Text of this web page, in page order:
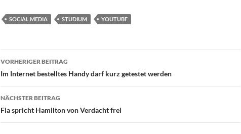
SOCIAL MEDIA STUDIUM YOUTUBE
Beitragsnavigation
VORHERIGER BEITRAG
Im Internet bestelltes Handy darf kurz getestet werden
NÄCHSTER BEITRAG
Fia spricht Hamilton von Verdacht frei